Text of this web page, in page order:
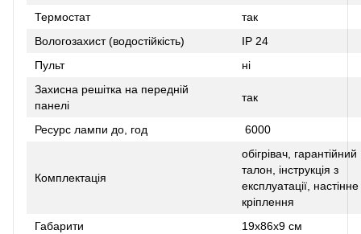
Термостат
так
Вологозахист (водостійкість)
IP 24
Пульт
ні
Захисна решітка на передній
панелі
так
Ресурс лампи до, год 6000
Комплектація
обігрівач, гарантійний
талон, інструкція з
експлуатації, настінне
кріплення
Габарити
19x86x9 см